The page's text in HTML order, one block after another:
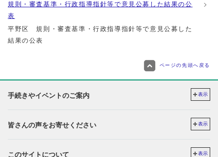
規則・審査基準・行政指導指針等で意見公募した結果の公
表
平野区 規則・審査基準・行政指導指針等で意見公募した
結果の公表
ページの先頭へ戻る
手続きやイベントのご案内 表示
皆さんの声をお寄せください 表示
このサイトについて 表示